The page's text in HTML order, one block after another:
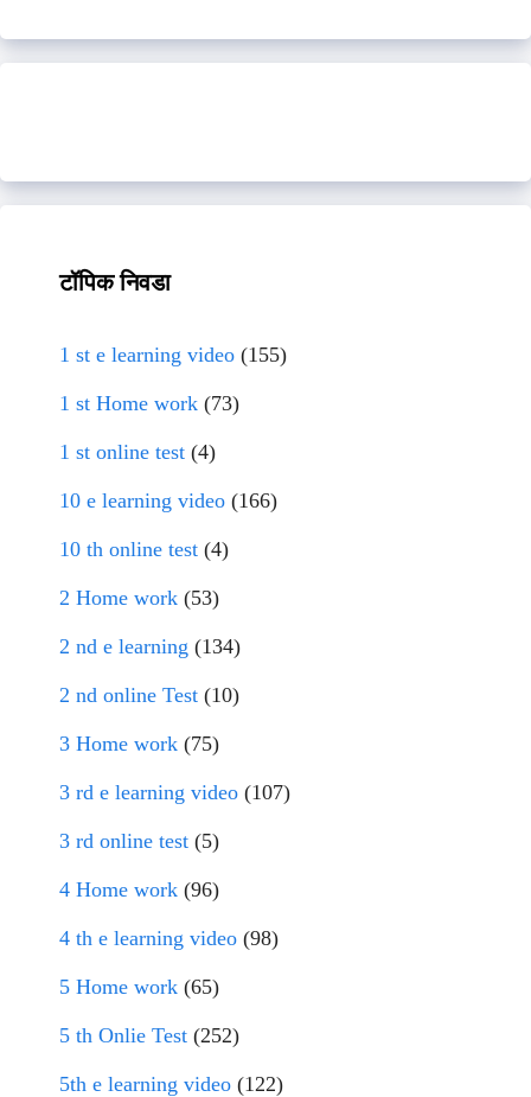
टॉपिक निवडा
1 st e learning video (155)
1 st Home work (73)
1 st online test (4)
10 e learning video (166)
10 th online test (4)
2 Home work (53)
2 nd e learning (134)
2 nd online Test (10)
3 Home work (75)
3 rd e learning video (107)
3 rd online test (5)
4 Home work (96)
4 th e learning video (98)
5 Home work (65)
5 th Onlie Test (252)
5th e learning video (122)